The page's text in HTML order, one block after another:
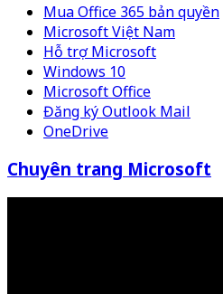
Mua Office 365 bản quyền
Microsoft Việt Nam
Hỗ trợ Microsoft
Windows 10
Microsoft Office
Đăng ký Outlook Mail
OneDrive
Chuyên trang Microsoft